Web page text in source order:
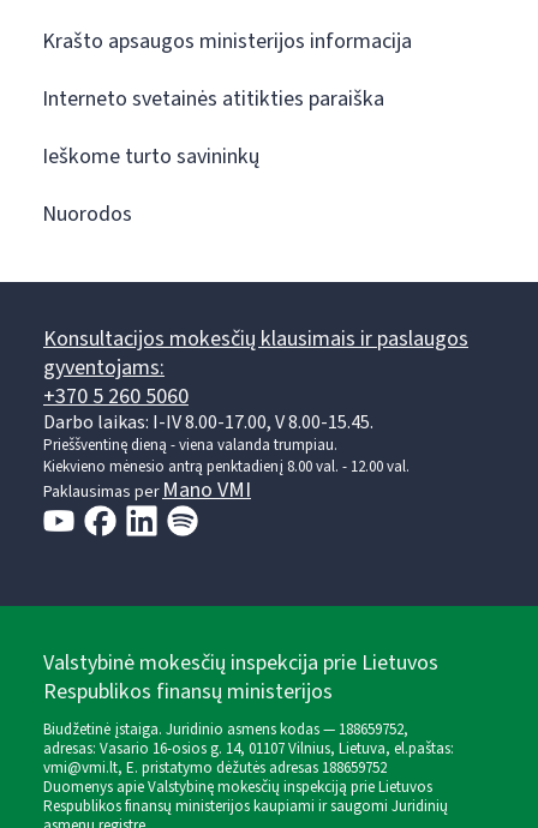
Krašto apsaugos ministerijos informacija
Interneto svetainės atitikties paraiška
Ieškome turto savininkų
Nuorodos
Konsultacijos mokesčių klausimais ir paslaugos
gyventojams:
+370 5 260 5060
Darbo laikas: I-IV 8.00-17.00, V 8.00-15.45.
Prieššventinę dieną - viena valanda trumpiau.
Kiekvieno mėnesio antrą penktadienį 8.00 val. - 12.00 val.
Paklausimas perMano VMI
Valstybinė mokesčių inspekcija prie Lietuvos
Respublikos finansų ministerijos
Biudžetinė įstaiga. Juridinio asmens kodas — 188659752,
adresas: Vasario 16-osios g. 14, 01107 Vilnius, Lietuva, el.paštas:
vmi@vmi.lt, E. pristatymo dėžutės adresas 188659752
Duomenys apie Valstybinę mokesčių inspekciją prie Lietuvos
Respublikos finansų ministerijos kaupiami ir saugomi Juridinių